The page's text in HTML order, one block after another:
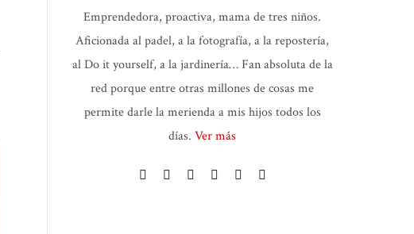
Emprendedora, proactiva, mama de tres niños.
Aficionada al padel, a la fotografía, a la repostería,
al Do it yourself, a la jardinería… Fan absoluta de la
red porque entre otras millones de cosas me
permite darle la merienda a mis hijos todos los
días. Ver más